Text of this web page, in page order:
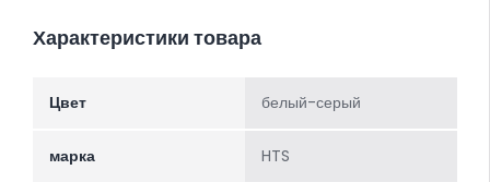
Характеристики товара
Цвет белый-серый
марка HTS